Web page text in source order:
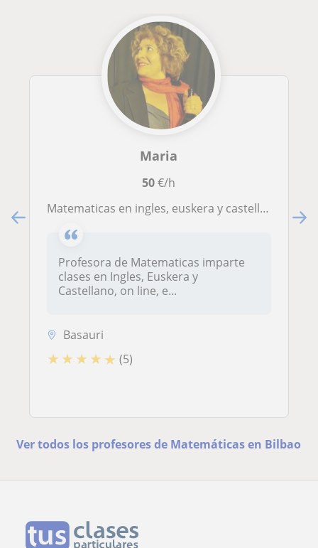
Maria
50€/h
Matematicas en ingles, euskera y castellano
Profesora de Matematicas imparte
clases en Ingles, Euskera y
Castellano, on line, e...
Basauri
★ ★ ★ ★ ★ (5)
Ver todos los profesores de Matemáticas en Bilbao